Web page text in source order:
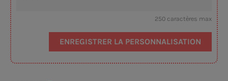
250 caractères max
ENREGISTRER LA PERSONNALISATION